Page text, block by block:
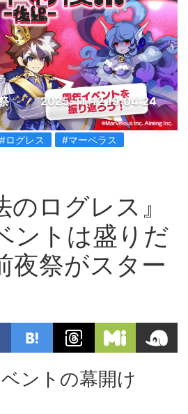
2025-11-12 19:04:24
#ログレス
#マーベラス
のログレス』
ントは盛りだ
夜祭がスター
ントの幕開け